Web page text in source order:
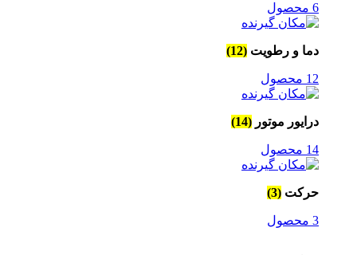
6 محصول
دما و رطویت (12)
12 محصول
درایور موتور (14)
14 محصول
حرکت (3)
3 محصول